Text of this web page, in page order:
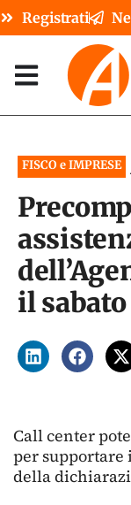
Registrati
FISCO e IMPRESE
il sabato
Call center
per
della